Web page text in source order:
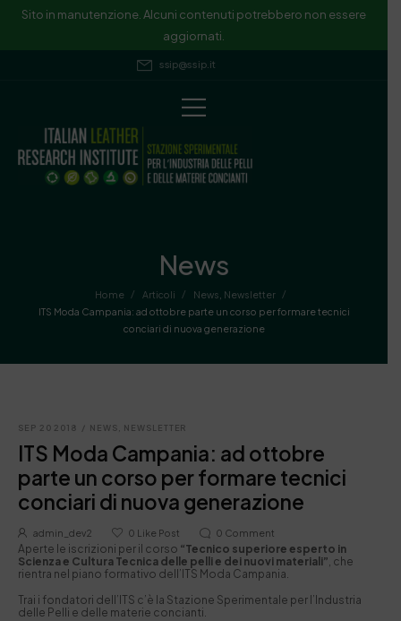
Sito in manutenzione. Alcuni contenuti potrebbero non essere
aggiornati.
ssip@ssip.it
News
Home / Articoli / News Newsletter
/
ITS Moda Campania: ad ottobre parte un corso per formare tecnici
conciari di nuova generazione
SEP 20 2018 / NEWS, NEWSLETTER
ITS Moda Campania: ad ottobre
parte un corso per formare tecnici
conciari di nuova generazione
admin_dev2 0 Like Post 0 Comment
Aperte le iscrizioni per il corso “Tecnico superiore esperto in
Scienza e Cultura Tecnica delle pelli e dei nuovi materiali”, che
rientra nel piano formativo dell’ITS Moda Campania.
Trai i fondatori dell’ITS c’è la Stazione Sperimentale per l’Industria
delle Pelli e delle materie concianti.